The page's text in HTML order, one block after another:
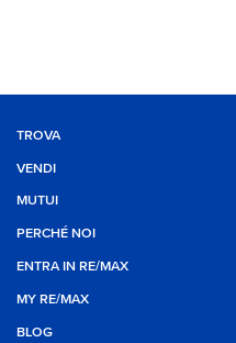
TROVA
VENDI
MUTUI
PERCHÉ NOI
ENTRA IN RE/MAX
MY RE/MAX
BLOG